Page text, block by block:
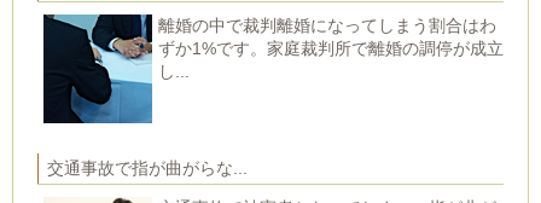
離婚の中で裁判離婚になってしまう割合はわ
ずか1%です。家庭裁判所で離婚の調停が成立
し...
交通事故で指が曲がらな...